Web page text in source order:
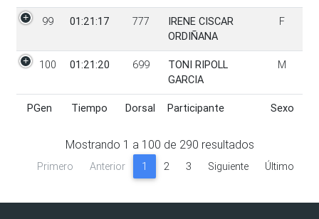
PGen Tiempo Dorsal Participante Sexo
99 01:21:17 777
IRENE CISCAR
ORDIÑANA
F
100 01:21:20 699
TONI RIPOLL
GARCIA
M
PGen Tiempo Dorsal Participante Sexo
Mostrando 1 a 100 de 290 resultados
Primero Anterior 1 2 3 Siguiente Último